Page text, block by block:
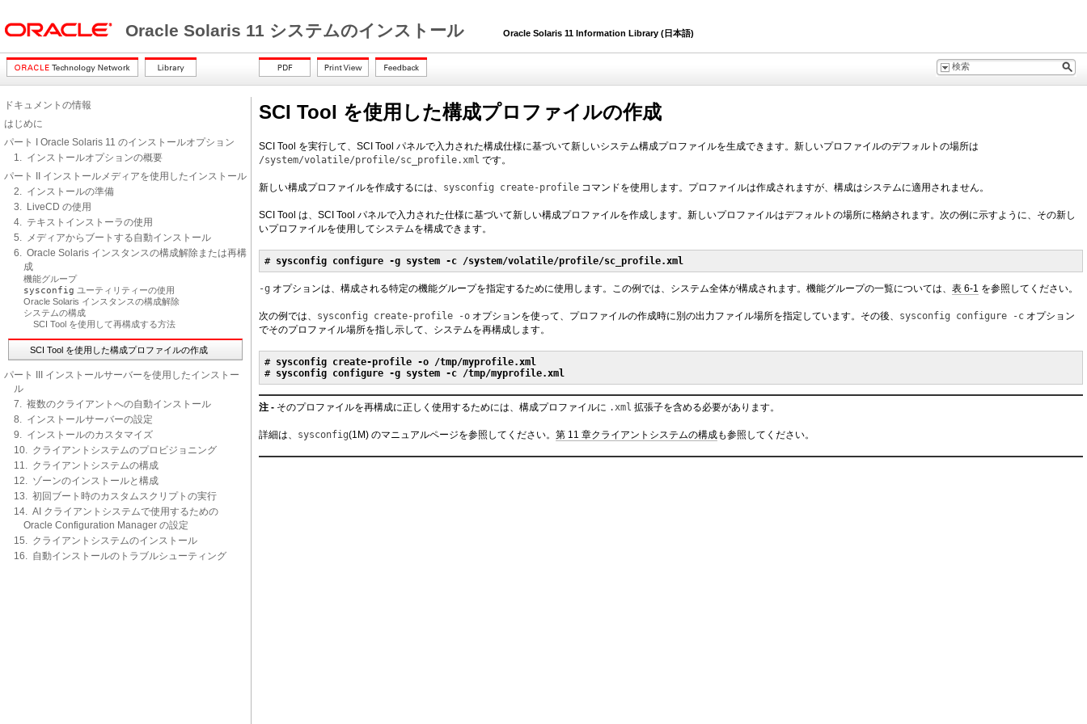
Oracle Solaris 11 システムのインストール Oracle Solaris 11 Information Library (日本語)
ドキュメントの情報
はじめに
パート I Oracle Solaris 11 のインストールオプション
1. インストールオプションの概要
パート II インストールメディアを使用したインストール
2. インストールの準備
3. LiveCD の使用
4. テキストインストーラの使用
5. メディアからブートする自動インストール
6. Oracle Solaris インスタンスの構成解除または再構
成
機能グループ
sysconfig ユーティリティーの使用
Oracle Solaris インスタンスの構成解除
システムの構成
SCI Tool を使用して再構成する方法
SCI Tool を使用した構成プロファイルの作成
パート III インストールサーバーを使用したインストー
ル
7. 複数のクライアントへの自動インストール
8. インストールサーバーの設定
9. インストールのカスタマイズ
10. クライアントシステムのプロビジョニング
11. クライアントシステムの構成
12. ゾーンのインストールと構成
13. 初回ブート時のカスタムスクリプトの実行
14. AI クライアントシステムで使用するための
Oracle Configuration Manager の設定
15. クライアントシステムのインストール
16. 自動インストールのトラブルシューティング
SCI Tool を使用した構成プロファイルの作成
SCI Tool を実行して、SCI Tool パネルで入力された構成仕様に基づいて新しいシステム構成プロファイルを生成できます。新しいプロファイルのデフォルトの場所は
/system/volatile/profile/sc_profile.xml です。
新しい構成プロファイルを作成するには、 sysconfig create-profile コマンドを使用します。プロファイルは作成されますが、構成はシステムに適用されません。
SCI Tool は、SCI Tool パネルで入力された仕様に基づいて新しい構成プロファイルを作成します。新しいプロファイルはデフォルトの場所に格納されます。次の例に示すように、その新し
いプロファイルを使用してシステムを構成できます。
# sysconfig configure -g system -c /system/volatile/profile/sc_profile.xml
-g オプションは、構成される特定の機能グループを指定するために使用します。この例では、システム全体が構成されます。機能グループの一覧については、 表 6-1 を参照してください。
次の例では、 sysconfig create-profile -o オプションを使って、プロファイルの作成時に別の出力ファイル場所を指定しています。その後、 sysconfig configure -c オプション
でそのプロファイル場所を指し示して、システムを再構成します。
# sysconfig create-profile -o /tmp/myprofile.xml
# sysconfig configure -g system -c /tmp/myprofile.xml
注 - そのプロファイルを再構成に正しく使用するためには、構成プロファイルに .xml 拡張子を含める必要があります。
詳細は、 sysconfig(1M) のマニュアルページを参照してください。 第 11 章クライアントシステムの構成も参照してください。